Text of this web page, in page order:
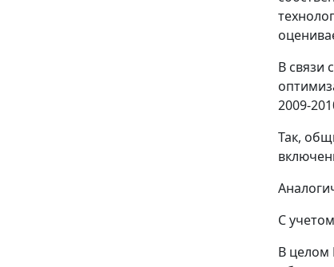
В связи
2009-
Так,
С
В целом